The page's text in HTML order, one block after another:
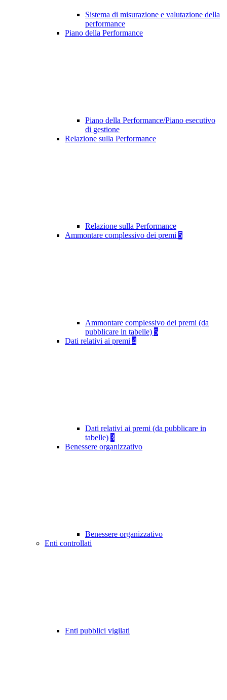
Sistema di misurazione e valutazione della
performance
Piano della Performance
Piano della Performance/Piano esecutivo
di gestione
Relazione sulla Performance
Relazione sulla Performance
Ammontare complessivo dei premi 5
Ammontare complessivo dei premi (da
pubblicare in tabelle) 5
Dati relativi ai premi 4
Dati relativi ai premi (da pubblicare in
tabelle) 3
Benessere organizzativo
Benessere organizzativo
Enti controllati
Enti pubblici vigilati